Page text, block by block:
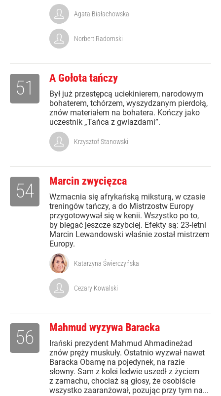
Agata Białachowska
Norbert Radomski
A Gołota tańczy
Był już przestępcą uciekinierem, narodowym
bohaterem, tchórzem, wyszydzanym pierdołą,
znów materiałem na bohatera. Kończy jako
uczestnik „Tańca z gwiazdami”.
51
Krzysztof Stanowski
Marcin zwycięzca
Wzmacnia się afrykańską miksturą, w czasie
treningów tańczy, a do Mistrzostw Europy
przygotowywał się w kenii. Wszystko po to,
by biegać jeszcze szybciej. Efekty są: 23-letni
Marcin Lewandowski właśnie został mistrzem
Europy.
54
Katarzyna Świerczyńska
Cezary Kowalski
Mahmud wyzywa Baracka
Irański prezydent Mahmud Ahmadineżad
znów pręży muskuły. Ostatnio wyzwał nawet
Baracka Obamę na pojedynek, na razie
słowny. Sam z kolei ledwie uszedł z życiem
z zamachu, chociaż są głosy, że osobiście
wszystko zaaranżował, pozując przy tym na...
56